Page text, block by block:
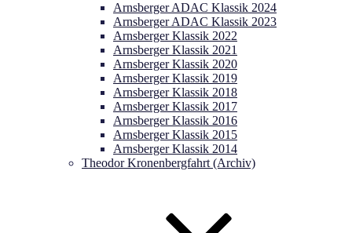
Arnsberger ADAC Klassik 2024
Arnsberger ADAC Klassik 2023
Arnsberger Klassik 2022
Arnsberger Klassik 2021
Arnsberger Klassik 2020
Arnsberger Klassik 2019
Arnsberger Klassik 2018
Arnsberger Klassik 2017
Arnsberger Klassik 2016
Arnsberger Klassik 2015
Arnsberger Klassik 2014
Theodor Kronenbergfahrt (Archiv)